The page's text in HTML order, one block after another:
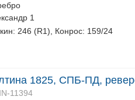
1
246 (R1), Конрос: 159/24
1825, СПБ-ПД,
11394